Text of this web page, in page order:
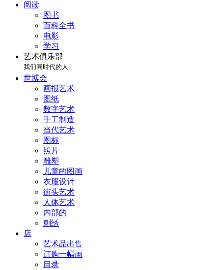
阅读
图书
百科全书
电影
学习
艺术俱乐部
我们同时代的人
世博会
画报艺术
图纸
数字艺术
手工制造
当代艺术
图标
照片
雕塑
儿童的图画
衣服设计
街头艺术
人体艺术
内部的
刺绣
店
艺术品出售
订购一幅画
目录